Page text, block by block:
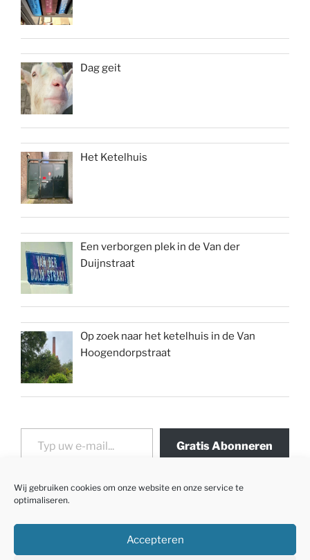
Wij gebruiken cookies om onze website en onze service te
optimaliseren.
Accepteren
Dag geit
Het Ketelhuis
Een verborgen plek in de Van der
Duijnstraat
Op zoek naar het ketelhuis in de Van
Hoogendorpstraat
Typ uw e-mail...
Gratis Abonneren